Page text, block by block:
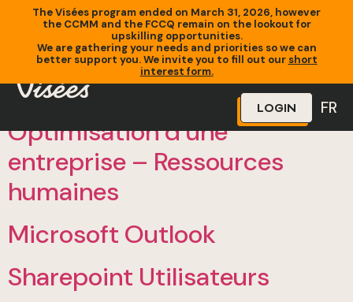
The Visées program ended on March 31, 2026, however
the CCMM and the FCCQ remain on the lookout for
upskilling opportunities.
We are gathering your needs and priorities so we can
better support you. We invite you to fill out our short
interest form.
LOGIN FR
Optimisation d’une
entreprise – Ressources
humaines
Microsoft Outlook
Sharepoint Utilisateurs